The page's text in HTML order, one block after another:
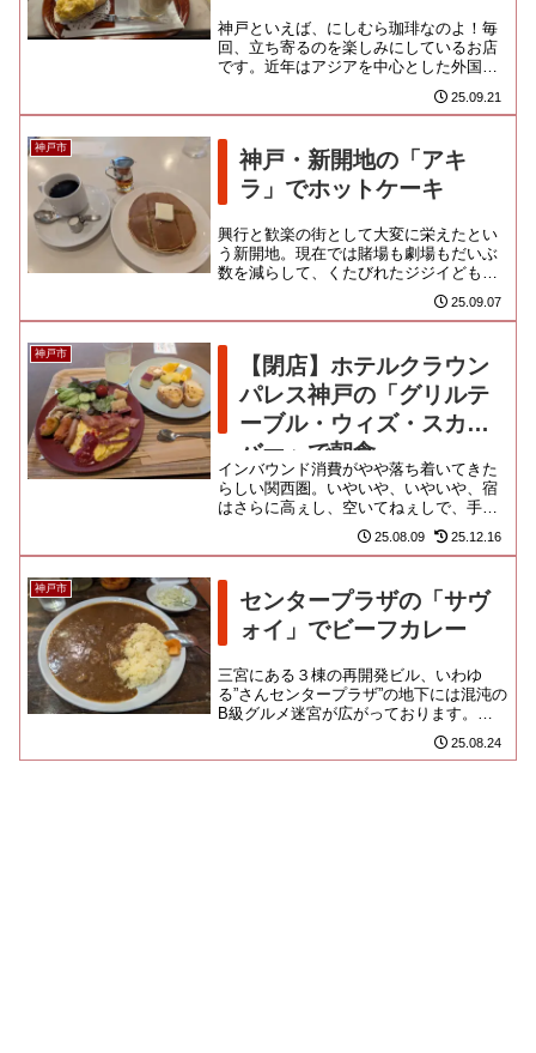
神戸といえば、にしむら珈琲なのよ！毎
回、立ち寄るのを楽しみにしているお店
です。近年はアジアを中心とした外国人
した。三ノ宮駅のすぐ北側にあ... 25.09.21
神戸市
神戸・新開地の「アキ
ラ」でホットケーキ
興行と歓楽の街として大変に栄えたとい
う新開地。現在では賭場も劇場もだいぶ
数を減らして、くたびれたジジイどもを
集めている誘虫灯がなんなのかはよく分
からんのだけど、昼から営業し... 25.09.07
神戸市
【閉店】ホテルクラウン
パレス神戸の「グリルテ
ーブル・ウィズ・スカイ
バー」で朝食
インバウンド消費がやや落ち着いてきた
らしい関西圏。いやいや、いやいや、宿
はさらに高ぇし、空いてねぇしで、手頃
な拠点探しに苦労しましたよ。三宮や元
町周辺は諦めて、ついに神戸駅...
25.08.09 25.12.16
神戸市
センタープラザの「サヴ
ォイ」でビーフカレー
三宮にある３棟の再開発ビル、いわゆ
る”さんセンタープラザ”の地下には混沌の
B級グルメ迷宮が広がっております。私
ね、神戸に引っ越すなら、ここに住民票
を置きたいもん！！神戸っ子...
25.08.24